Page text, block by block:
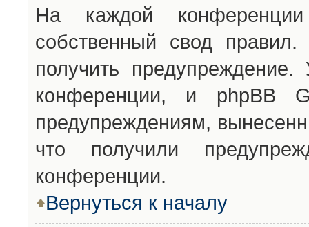
На каждой конференции
собственный свод
получить
конференции, и phpBB
предупреждениям,
что получили
конференции.
Вернуться к началу